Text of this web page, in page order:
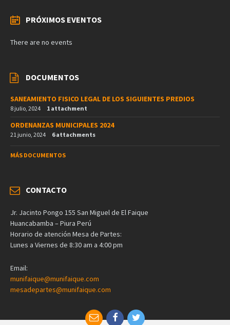
PRÓXIMOS EVENTOS
There are no events
DOCUMENTOS
SANEAMIENTO FISICO LEGAL DE LOS SIGUIENTES PREDIOS
8 julio, 2024 1 attachment
ORDENANZAS MUNICIPALES 2024
21 junio, 2024 6 attachments
MÁS DOCUMENTOS
CONTACTO
Jr. Jacinto Pongo 155 San Miguel de El Faique
Huancabamba – Piura Perú
Horario de atención Mesa de Partes:
Lunes a Viernes de 8:30 am a 4:00 pm
Email:
munifaique@munifaique.com
mesadepartes@munifaique.com